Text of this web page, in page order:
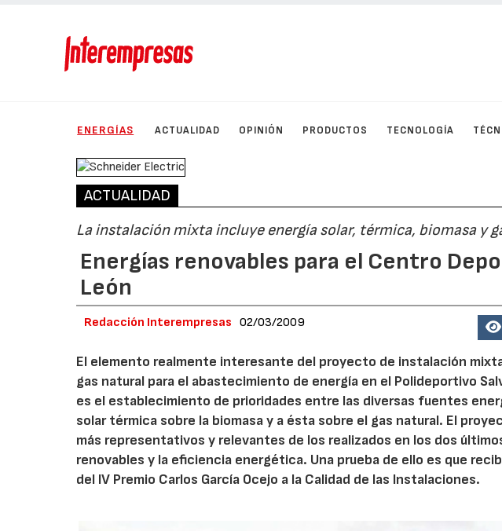
ENERGÍAS ACTUALIDAD OPINIÓN PRODUCTOS TECNOLOGÍA
ACTUALIDAD
La instalación mixta incluye energía solar, térmica, biomasa y
Energías renovables para el Centro
León
Redacción Interempresas 02/03/2009
El elemento realmente interesante del proyecto de instalación
gas natural para el abastecimiento de energía en el Polideportivo
es el establecimiento de prioridades entre las diversas fuentes
solar térmica sobre la biomasa y a ésta sobre el gas natural. El
más representativos y relevantes de los realizados en los dos
renovables y la eficiencia energética. Una prueba de ello es que
del IV Premio Carlos García Ocejo a la Calidad de las Instalaciones.